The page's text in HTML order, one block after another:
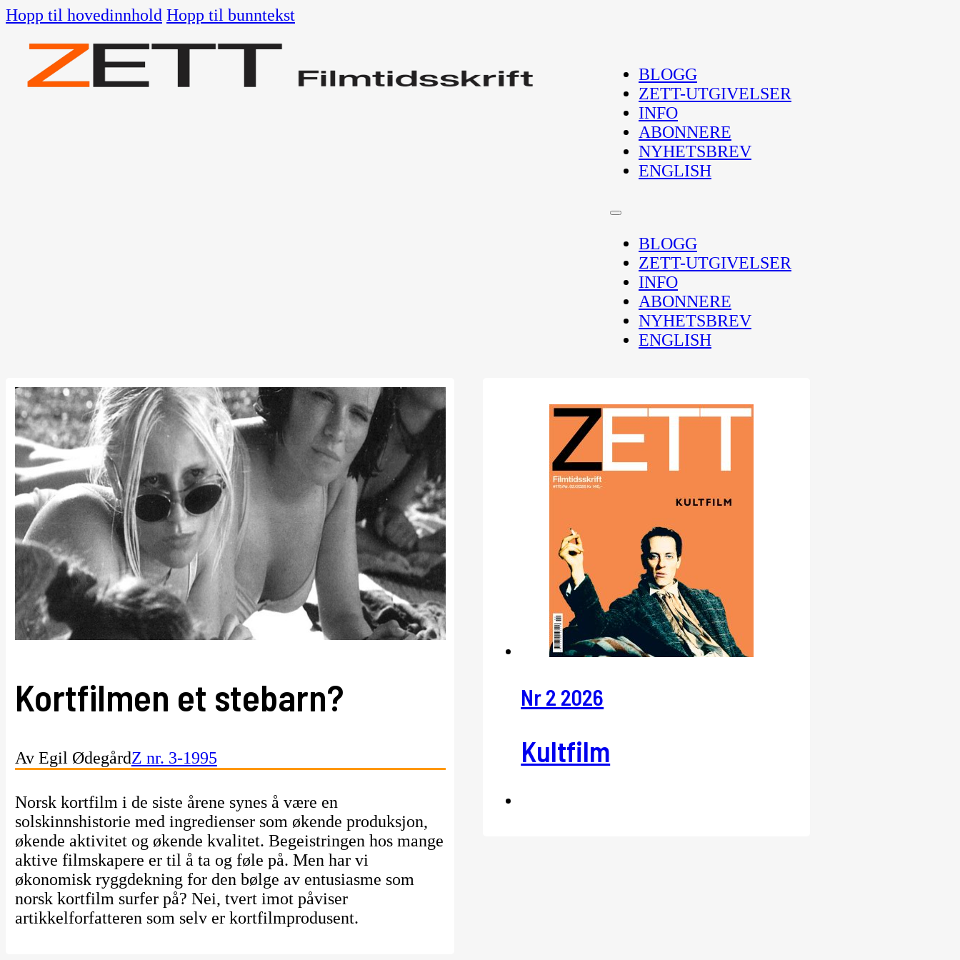
Hopp til hovedinnhold Hopp til bunntekst
BLOGG
ZETT-UTGIVELSER
INFO
ABONNERE
NYHETSBREV
ENGLISH
BLOGG
ZETT-UTGIVELSER
INFO
ABONNERE
NYHETSBREV
ENGLISH
Kortfilmen et stebarn?
Av Egil ØdegårdZ nr. 3-1995
Norsk kortfilm i de siste årene synes å være en
solskinnshistorie med ingredienser som økende produksjon,
økende aktivitet og økende kvalitet. Begeistringen hos mange
aktive filmskapere er til å ta og føle på. Men har vi
økonomisk ryggdekning for den bølge av entusiasme som
norsk kortfilm surfer på? Nei, tvert imot påviser
artikkelforfatteren som selv er kortfilmprodusent.
Nr 2 2026
Kultfilm